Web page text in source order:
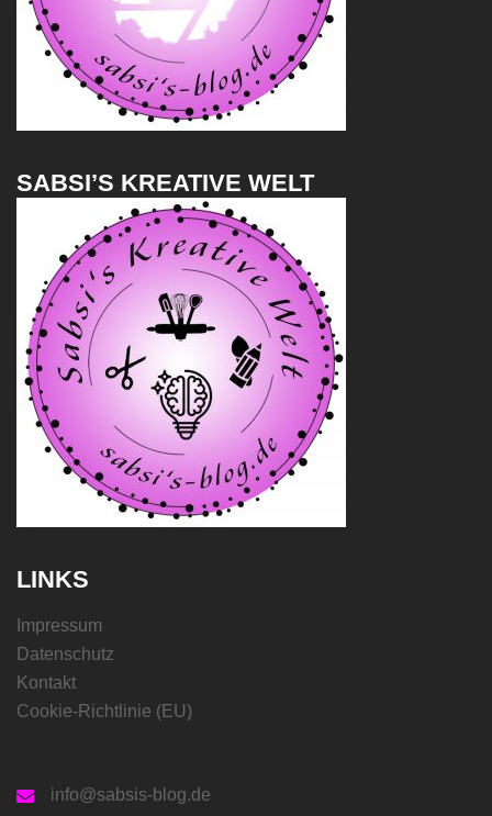
SABSI’S KREATIVE WELT
LINKS
Impressum
Datenschutz
Kontakt
Cookie-Richtlinie (EU)
info@sabsis-blog.de